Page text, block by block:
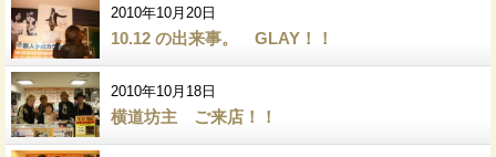
2010年10月20日
10.12 の出来事。 GLAY！！
2010年10月18日
横道坊主 ご来店！！